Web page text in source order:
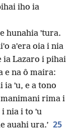
iho ia
hunahia ˈtura.
aˈera oia i nia
ia Lazaro i pihai
e na ô maira:
ia ˈu, e a tono
manimani rima i
nia i to ˈu
auahi ura.’ 25